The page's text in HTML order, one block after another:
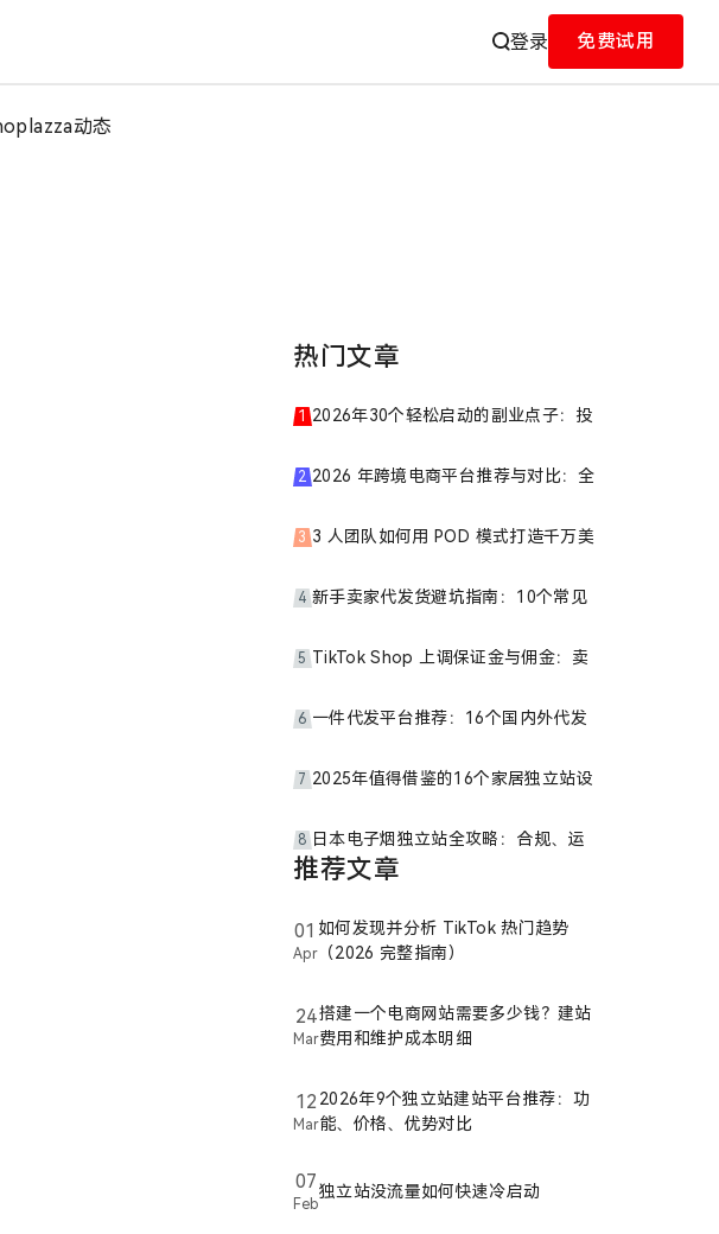
登录 免费试用
动态
热门文章
1
2
3
4
5
6
7
8
推荐文章
01
Apr
如何发现并分析 TikTok 热门趋势
（2026 完整指南）
24
Mar
搭建一个电商网站需要多少钱？建站
费用和维护成本明细
12
Mar
2026年9个独立站建站平台推荐：功
能、价格、优势对比
07
Feb
独立站没流量如何快速冷启动